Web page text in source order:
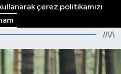
çerez politikamızı